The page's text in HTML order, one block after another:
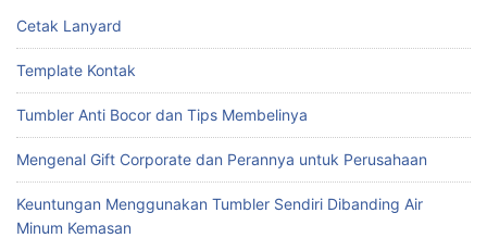
Cetak Lanyard
Template Kontak
Tumbler Anti Bocor dan Tips Membelinya
Mengenal Gift Corporate dan Perannya untuk Perusahaan
Keuntungan Menggunakan Tumbler Sendiri Dibanding Air
Minum Kemasan